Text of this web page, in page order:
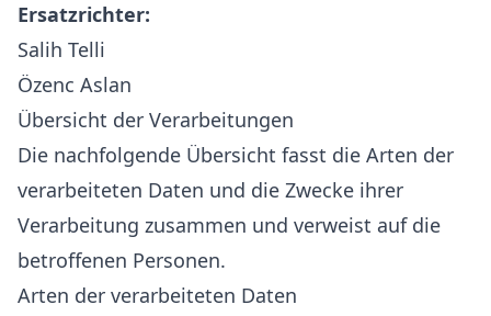
Ersatzrichter:
Salih Telli
Özenc Aslan
Übersicht der Verarbeitungen
Die nachfolgende Übersicht fasst die Arten der
verarbeiteten Daten und die Zwecke ihrer
Verarbeitung zusammen und verweist auf die
betroffenen Personen.
Arten der verarbeiteten Daten